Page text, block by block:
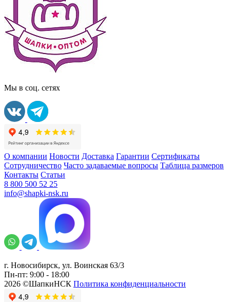
Мы в соц. сетях
О компании Новости Доставка Гарантии Сертификаты
Сотрудничество Часто задаваемые вопросы Таблица размеров
Контакты Статьи
8 800 500 52 25
info@shapki-nsk.ru
г. Новосибирск, ул. Воинская 63/3
Пн-пт: 9:00 - 18:00
2026 ©ШапкиНСК Политика конфиденциальности